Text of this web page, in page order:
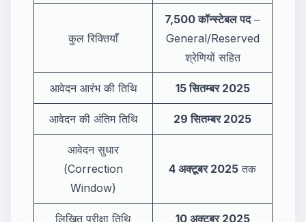
कुल रिक्तियाँ
7,500 कॉन्स्टेबल पद‒
General/Reserved
श्रेणियों सहित
आवेदन आरंभ की तिथि 15 सितम्बर 2025
आवेदन की अंतिम तिथि 29 सितम्बर 2025
आवेदन सुधार
(Correction
Window)
4 अक्टूबर 2025 तक
लिखित परीक्षा तिथि 10 अक्टूबर 2025